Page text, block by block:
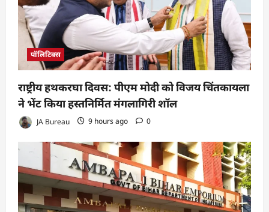
पॉलिटिक्स
राष्ट्रीय हथकरघा दिवस: पीएम मोदी को विजय चिंतकायला
ने भेंट किया हस्तनिर्मित मंगलागिरी शॉल
JA Bureau 9 hours ago 0